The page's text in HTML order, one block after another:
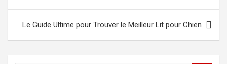
l’article
Le Guide Ultime pour Trouver le Meilleur Lit pour Chien